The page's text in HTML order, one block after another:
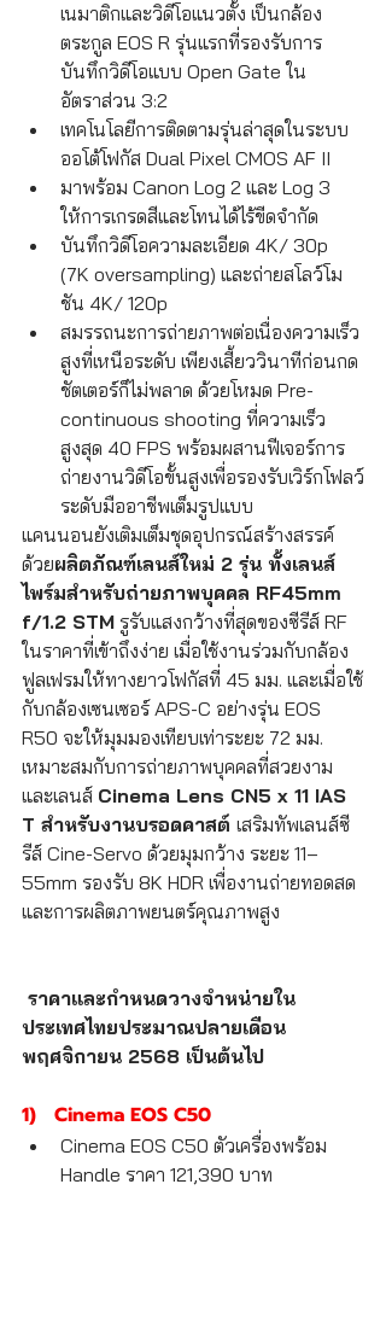
เนมาติกและวิดีโอแนวตั้ง เป็นกล้อง
ตระกูล EOS R รุ่นแรกที่รองรับการ
บันทึกวิดีโอแบบ Open Gate ใน
อัตราส่วน 3:2
เทคโนโลยีการติดตามรุ่นล่าสุดในระบบ
ออโต้โฟกัส Dual Pixel CMOS AF II
มาพร้อม Canon Log 2 และ Log 3
ให้การเกรดสีและโทนได้ไร้ขีดจำกัด
บันทึกวิดีโอความละเอียด 4K/ 30p
(7K oversampling) และถ่ายสโลว์โม
ชัน 4K/ 120p
สมรรถนะการถ่ายภาพต่อเนื่องความเร็ว
สูงที่เหนือระดับ เพียงเสี้ยววินาทีก่อนกด
ชัตเตอร์ก็ไม่พลาด ด้วยโหมด Pre-
continuous shooting ที่ความเร็ว
สูงสุด 40 FPS พร้อมผสานฟีเจอร์การ
ถ่ายงานวิดีโอขั้นสูงเพื่อรองรับเวิร์กโฟลว์
ระดับมืออาชีพเต็มรูปแบบ
แคนนอนยังเติมเต็มชุดอุปกรณ์สร้างสรรค์
ด้วยผลิตภัณฑ์เลนส์ใหม่ 2 รุ่น ทั้งเลนส์
ไพร์มสำหรับถ่ายภาพบุคคล RF45mm
f/1.2 STM รูรับแสงกว้างที่สุดของซีรีส์ RF
ในราคาที่เข้าถึงง่าย เมื่อใช้งานร่วมกับกล้อง
ฟูลเฟรมให้ทางยาวโฟกัสที่ 45 มม. และเมื่อใช้
กับกล้องเซนเซอร์ APS-C อย่างรุ่น EOS
R50 จะให้มุมมองเทียบเท่าระยะ 72 มม.
เหมาะสมกับการถ่ายภาพบุคคลที่สวยงาม
และเลนส์ Cinema Lens CN5 x 11 IAS
T สำหรับงานบรอดคาสต์ เสริมทัพเลนส์ซี
รีส์ Cine-Servo ด้วยมุมกว้าง ระยะ 11–
55mm รองรับ 8K HDR เพื่องานถ่ายทอดสด
และการผลิตภาพยนตร์คุณภาพสูง
ราคาและกำหนดวางจำหน่ายใน
ประเทศไทยประมาณปลายเดือน
พฤศจิกายน 2568 เป็นต้นไป
1)   Cinema EOS C50
Cinema EOS C50 ตัวเครื่องพร้อม
Handle ราคา 121,390 บาท